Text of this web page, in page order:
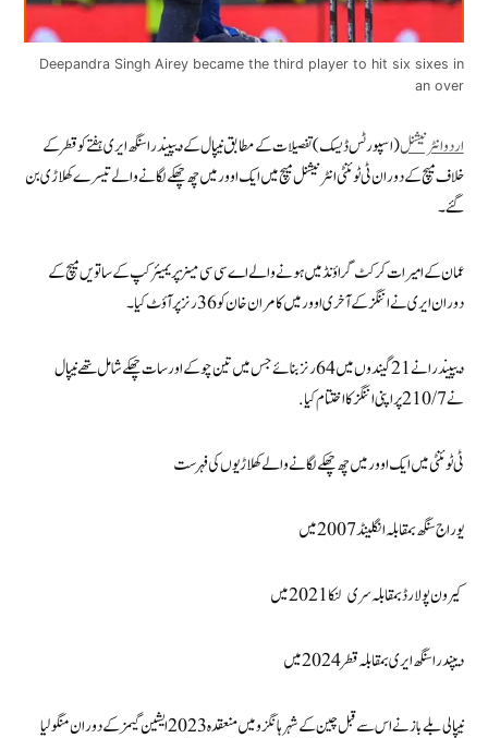
Deepandra Singh Airey became the third player to hit six sixes in
an over
اردو انٹرنیشنل(اسپورٹس ڈیسک) تفصیلات کے مطابق نیپال کے دیپیندراسنگھ ایری ہفتے کو قطر کے
خلاف میچ کے دوران ٹی ٹوئنٹی انٹرنیشنل میچ میں ایک اوور میں چھ چھکے لگانے والے تیسرے کھلاڑی بن
گئے۔
عمان کے امیرات کرکٹ گراؤنڈ میں ہونے والے اے سی سی مینز پریمیئر کپ کے ساتویں میچ کے
دوران ایری نے اننگز کے آخری اوور میں کامران خان کو 36 رنز پر آؤٹ کیا۔
دیپیندرا نے 21 گیندوں میں 64 رنز بنائے جس میں تین چوکے اور سات چھکے شامل تھے نیپال
نے210/7 پر اپنی اننگز کا اختتام کیا.
ٹی ٹوئنٹی میں ایک اوور میں چھ چھکے لگانے والے کھلاڑیوں کی فہرست
یوراج سنگھ بمقابلہ انگلینڈ 2007 میں
کیرون پولارڈ بمقابلہ سری لنکا 2021 میں
دیپندرا سنگھ ایری بمقابلہ قطر 2024 میں
نیپالی بلے باز نے اس سے قبل چین کے شہر ہانگزو میں منعقدہ 2023 ایشین گیمز کے دوران منگولیا